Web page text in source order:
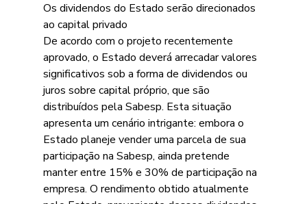
Os dividendos do Estado serão direcionados
ao capital privado
De acordo com o projeto recentemente
aprovado, o Estado deverá arrecadar valores
significativos sob a forma de dividendos ou
juros sobre capital próprio, que são
distribuídos pela Sabesp. Esta situação
apresenta um cenário intrigante: embora o
Estado planeje vender uma parcela de sua
participação na Sabesp, ainda pretende
manter entre 15% e 30% de participação na
empresa. O rendimento obtido atualmente